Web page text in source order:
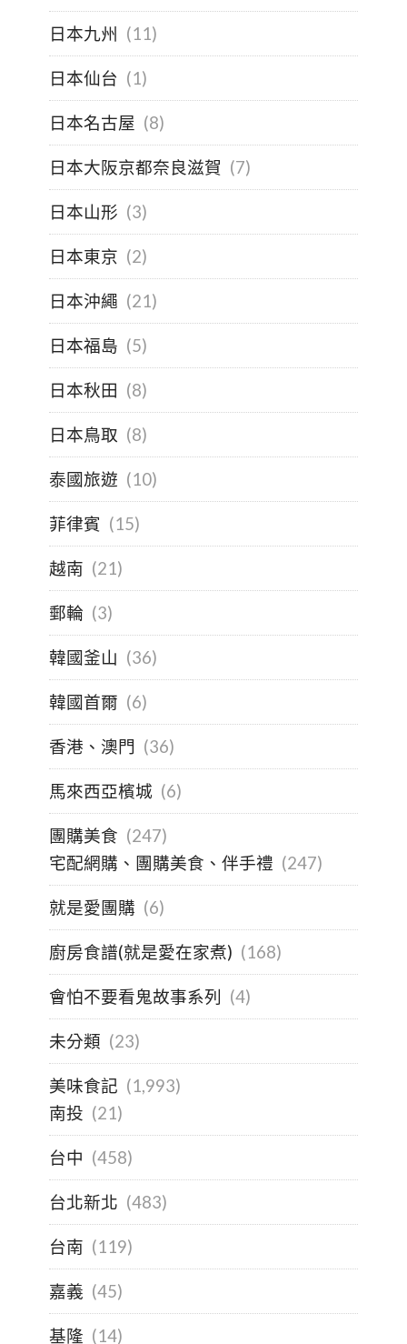
日本九州 (11)
日本仙台 (1)
日本名古屋 (8)
日本大阪京都奈良滋賀 (7)
日本山形 (3)
日本東京 (2)
日本沖繩 (21)
日本福島 (5)
日本秋田 (8)
日本鳥取 (8)
泰國旅遊 (10)
菲律賓 (15)
越南 (21)
郵輪 (3)
韓國釜山 (36)
韓國首爾 (6)
香港、澳門 (36)
馬來西亞檳城 (6)
團購美食 (247)
宅配網購、團購美食、伴手禮 (247)
就是愛團購 (6)
廚房食譜(就是愛在家煮) (168)
會怕不要看鬼故事系列 (4)
未分類 (23)
美味食記 (1,993)
南投 (21)
台中 (458)
台北新北 (483)
台南 (119)
嘉義 (45)
基隆 (14)